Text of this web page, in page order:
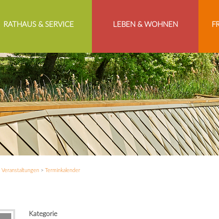
RATHAUS & SERVICE LEBEN & WOHNEN
Veranstaltungen> Terminkalender
Kategorie